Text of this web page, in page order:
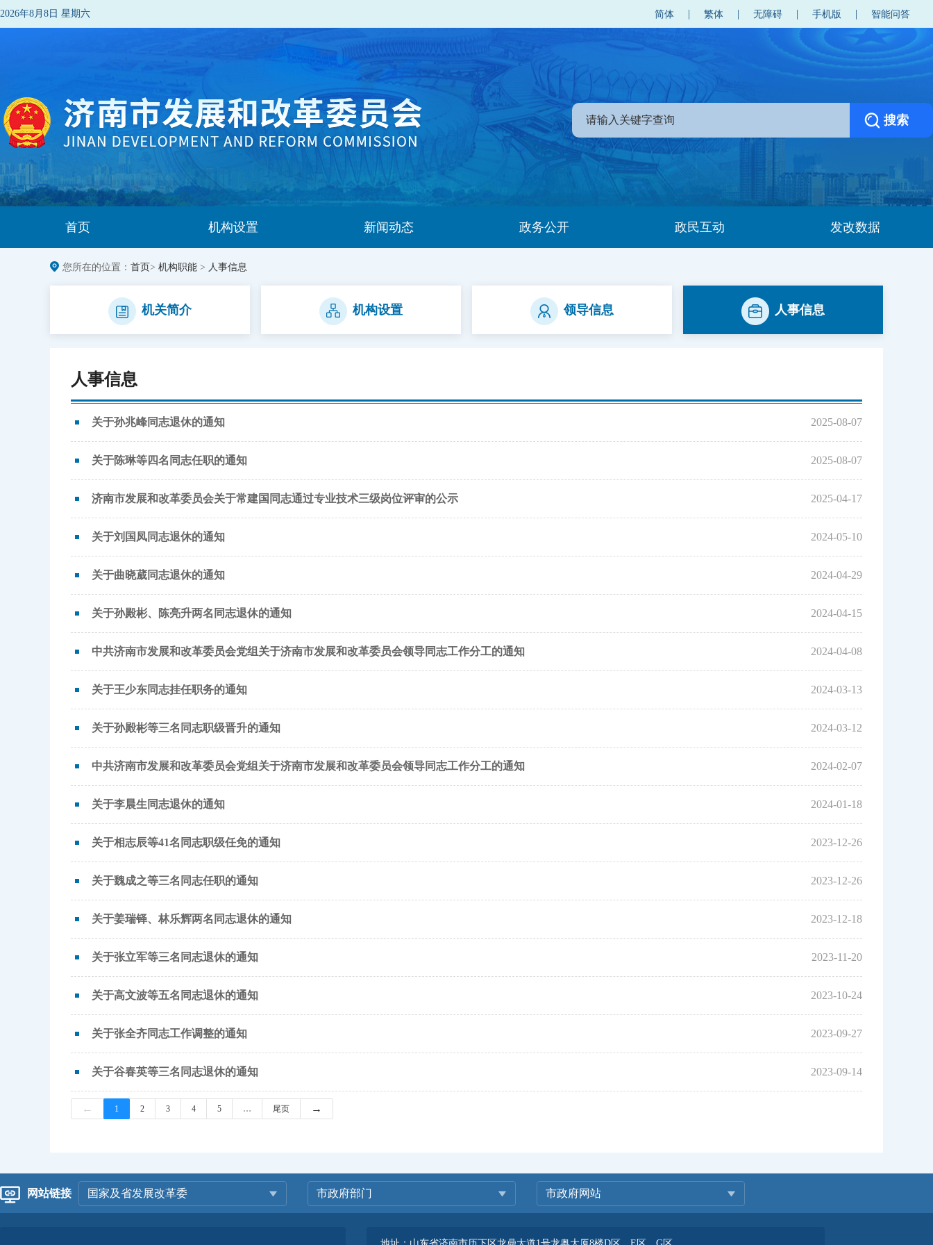
2026年8月8日 星期六 简体 繁体 无障碍 手机版 智能问答
首页 机构设置 新闻动态 政务公开 政民互动 发改数据
您所在的位置： 首页> 机构职能 > 人事信息
机关简介 机构设置 领导信息 人事信息
人事信息
关于孙兆峰同志退休的通知 2025-08-07
关于陈琳等四名同志任职的通知 2025-08-07
济南市发展和改革委员会关于常建国同志通过专业技术三级岗位评审的公示 2025-04-17
关于刘国凤同志退休的通知 2024-05-10
关于曲晓葳同志退休的通知 2024-04-29
关于孙殿彬、陈亮升两名同志退休的通知 2024-04-15
中共济南市发展和改革委员会党组关于济南市发展和改革委员会领导同志工作分工的通知 2024-04-08
关于王少东同志挂任职务的通知 2024-03-13
关于孙殿彬等三名同志职级晋升的通知 2024-03-12
中共济南市发展和改革委员会党组关于济南市发展和改革委员会领导同志工作分工的通知 2024-02-07
关于李晨生同志退休的通知 2024-01-18
关于相志辰等41名同志职级任免的通知 2023-12-26
关于魏成之等三名同志任职的通知 2023-12-26
关于姜瑞铎、林乐辉两名同志退休的通知 2023-12-18
关于张立军等三名同志退休的通知 2023-11-20
关于高文波等五名同志退休的通知 2023-10-24
关于张全齐同志工作调整的通知 2023-09-27
关于谷春英等三名同志退休的通知 2023-09-14
← 1 2 3 4 5 … 尾页 →
网站链接 国家及省发展改革委 市政府部门 市政府网站